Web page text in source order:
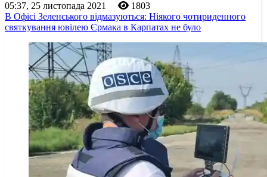
05:37, 25 листопада 2021
1803
В Офісі Зеленського відмазуються: Ніякого чотириденного
святкування ювілею Єрмака в Карпатах не було